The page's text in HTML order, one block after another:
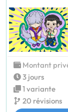
Montant
3 jours
1 variante
20 révisions